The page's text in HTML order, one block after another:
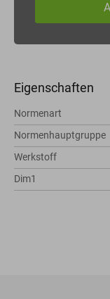
Eigenschaften
Normenart
Normenhauptgruppe
Werkstoff
Dim1